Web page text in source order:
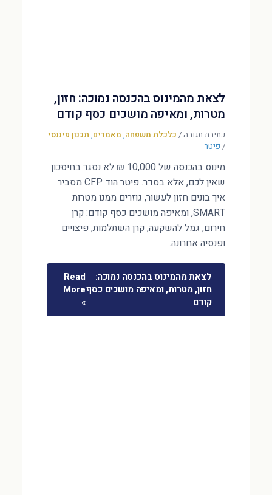
לצאת מהמינוס בהכנסה נמוכה: חזון,
מטרות, ומאיפה מושכים כסף קודם
כתיבת תגובה/ כלכלת משפחה, מאמרים, תכנון פיננסי
/ פיטר
מינוס בהכנסה של 10,000 ₪ לא נסגר בחיסכון
שאין לכם, אלא בסדר. פיטר הוד CFP מסביר
איך בונים חזון לעשור, גוזרים ממנו מטרות
SMART, ומאיפה מושכים כסף קודם: קרן
חירום, גמל להשקעה, קרן השתלמות, פיצויים
ופנסיה אחרונה.
לצאת מהמינוס בהכנסה נמוכה:
חזון, מטרות, ומאיפה מושכים כסף
קודם
Read
More
»